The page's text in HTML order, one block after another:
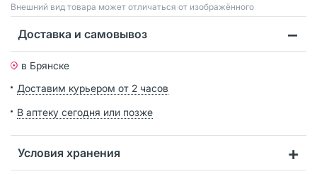
Bнешний вид товара может отличаться от изображённого
Доставка и самовывоз
в Брянске
Доставим курьером от 2 часов
В аптеку сегодня или позже
Условия хранения